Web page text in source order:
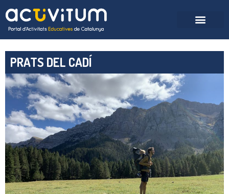
PRATS DEL CADÍ